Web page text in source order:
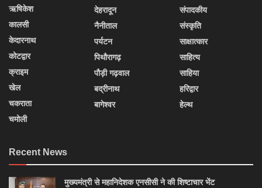
ऋषिकेश
कालसी
केदारनाथ
कोटद्वार
क्राइम
खेल
चकराता
चमोली
देहरादून
नैनीताल
पर्यटन
पिथौरागढ़
पौड़ी गढ़वाल
बद्रीनाथ
बागेश्वर
संपादकीय
संस्कृति
साक्षात्कार
साहित्य
साहिया
हरिद्वार
हेल्थ
Recent News
मुख्यमंत्री से महानिदेशक एनसीसी ने की शिष्टाचार भेंट